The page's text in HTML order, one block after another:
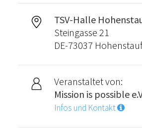
TSV-Halle
Steingasse 21
DE-73037
Veranstaltet von:
Mission is possible
Infos und Kontakt